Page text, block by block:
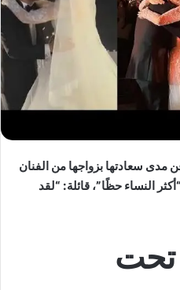
مدى سعادتها بزواجها من الفنان
النساء حظًا”، قائلة: “لقد
تحت